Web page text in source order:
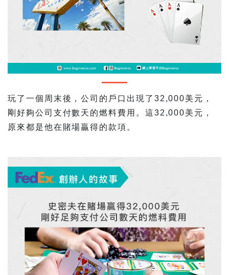
玩了一個周末後，公司的戶口出現了32,000美元，
剛好夠公司支付數天的燃料費用。這32,000美元，
原來都是他在賭場贏得的款項。